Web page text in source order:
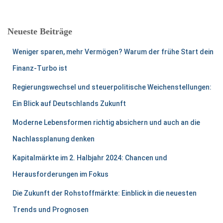
n
Neueste Beiträge
Weniger sparen, mehr Vermögen? Warum der frühe Start dein
Finanz-Turbo ist
Regierungswechsel und steuerpolitische Weichenstellungen:
Ein Blick auf Deutschlands Zukunft
Moderne Lebensformen richtig absichern und auch an die
Nachlassplanung denken
Kapitalmärkte im 2. Halbjahr 2024: Chancen und
Herausforderungen im Fokus
Die Zukunft der Rohstoffmärkte: Einblick in die neuesten
Trends und Prognosen